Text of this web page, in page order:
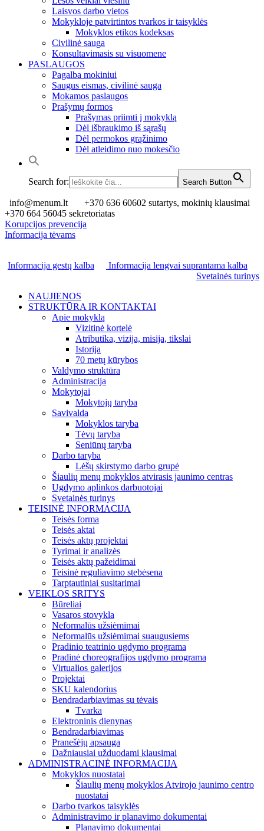
Laisvos darbo vietos
Mokykloje patvirtintos tvarkos ir taisyklės
Mokyklos etikos kodeksas
Civilinė sauga
Konsultavimasis su visuomene
PASLAUGOS
Pagalba mokiniui
Saugus eismas, civilinė sauga
Mokamos paslaugos
Prašymų formos
Prašymas priimti į mokyklą
Dėl išbraukimo iš sąrašų
Dėl permokos grąžinimo
Dėl atleidimo nuo mokesčio
Search for: Search Button
info@menum.lt
+370 636 60602 sutartys, mokinių klausimai
+370 664 56045 sekretoriatas
Korupcijos prevencija
Informacija tėvams
Informacija gestų kalba
Informacija lengvai suprantama kalba
Svetainės turinys
NAUJIENOS
STRUKTŪRA IR KONTAKTAI
Apie mokyklą
Vizitinė kortelė
Atributika, vizija, misija, tikslai
Istorija
70 metų kūrybos
Valdymo struktūra
Administracija
Mokytojai
Mokytojų taryba
Savivalda
Mokyklos taryba
Tėvų taryba
Seniūnų taryba
Darbo taryba
Lėšų skirstymo darbo grupė
Šiaulių menų mokyklos atvirasis jaunimo centras
Ugdymo aplinkos darbuotojai
Svetainės turinys
TEISINĖ INFORMACIJA
Teisės forma
Teisės aktai
Teisės aktų projektai
Tyrimai ir analizės
Teisės aktų pažeidimai
Teisinė reguliavimo stebėsena
Tarptautiniai susitarimai
VEIKLOS SRITYS
Būreliai
Vasaros stovykla
Neformalūs užsiėmimai
Neformalūs užsiėmimai suaugusiems
Pradinio teatrinio ugdymo programa
Pradinė choreografijos ugdymo programa
Virtualios galerijos
Projektai
SKU kalendorius
Bendradarbiavimas su tėvais
Tvarka
Elektroninis dienynas
Bendradarbiavimas
Pranešėjų apsauga
Dažniausiai užduodami klausimai
ADMINISTRACINĖ INFORMACIJA
Mokyklos nuostatai
Šiaulių menų mokyklos Atvirojo jaunimo centro
nuostatai
Darbo tvarkos taisyklės
Administravimo ir planavimo dokumentai
Planavimo dokumentai